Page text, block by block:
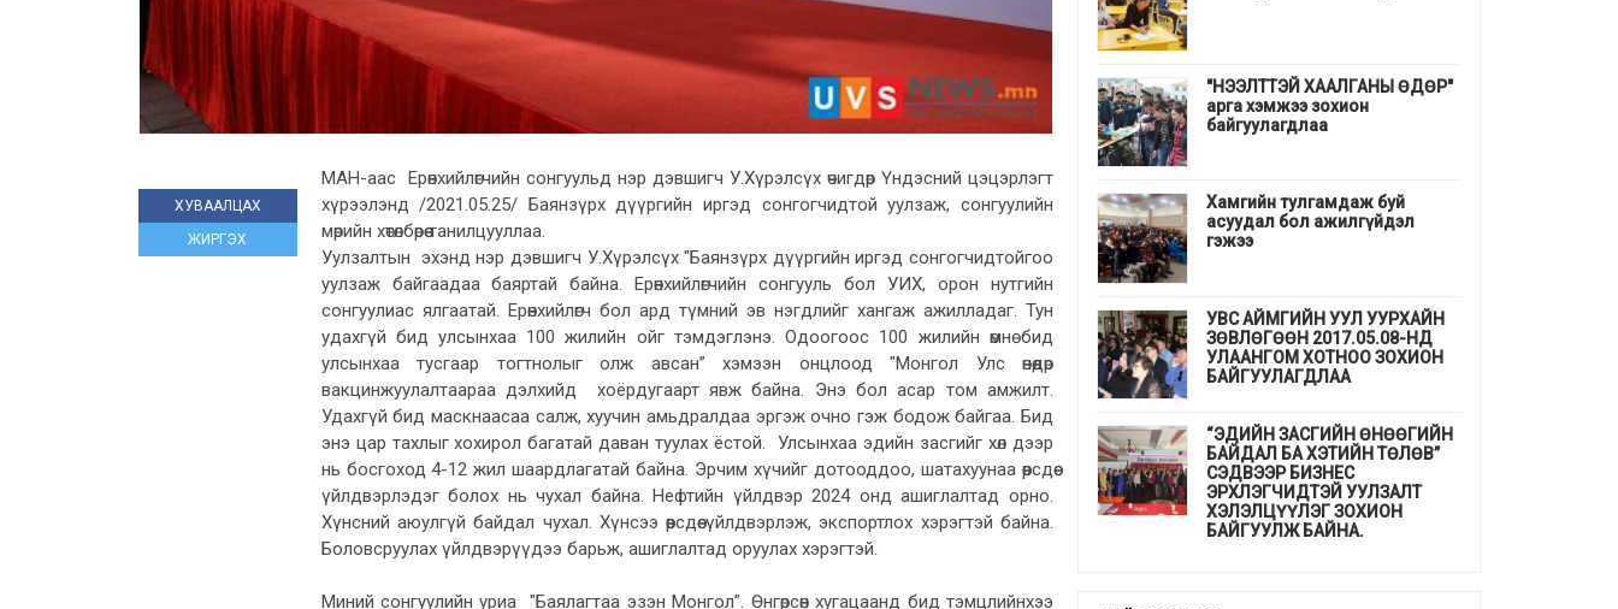
"НЭЭЛТТЭЙ ХААЛГАНЫ ӨДӨР"
арга хэмжээ зохион
байгуулагдлаа
Хамгийн тулгамдаж буй
асуудал бол ажилгүйдэл
гэжээ
УВС АЙМГИЙН УУЛ УУРХАЙН
ЗӨВЛӨГӨӨН 2017.05.08-НД
УЛААНГОМ ХОТНОО ЗОХИОН
БАЙГУУЛАГДЛАА
“ЭДИЙН ЗАСГИЙН ӨНӨӨГИЙН
БАЙДАЛ БА ХЭТИЙН ТӨЛӨВ”
СЭДВЭЭР БИЗНЕС
ЭРХЛЭГЧИДТЭЙ УУЛЗАЛТ
ХЭЛЭЛЦҮҮЛЭГ ЗОХИОН
БАЙГУУЛЖ БАЙНА.
ХУВААЛЦАХ
ЖИРГЭХ
МАН-аас Ерөнхийлөгчийн сонгуульд нэр дэвшигч У.Хүрэлсүх өчигдөр Үндэсний цэцэрлэгт
хүрээлэнд /2021.05.25/ Баянзүрх дүүргийн иргэд сонгогчидтой уулзаж, сонгуулийн
мөрийн хөтөлбөрөө танилцууллаа.
Уулзалтын эхэнд нэр дэвшигч У.Хүрэлсүх "Баянзүрх дүүргийн иргэд сонгогчидтойгоо
уулзаж байгаадаа баяртай байна. Ерөнхийлөгчийн сонгууль бол УИХ, орон нутгийн
сонгуулиас ялгаатай. Ерөнхийлөгч бол ард түмний эв нэгдлийг хангаж ажилладаг. Тун
удахгүй бид улсынхаа 100 жилийн ойг тэмдэглэнэ. Одоогоос 100 жилийн өмнө бид
улсынхаа тусгаар тогтнолыг олж авсан” хэмээн онцлоод "Монгол Улс өнөөдөр
вакцинжуулалтаараа дэлхийд хоёрдугаарт явж байна. Энэ бол асар том амжилт.
Удахгүй бид маскнаасаа салж, хуучин амьдралдаа эргэж очно гэж бодож байгаа. Бид
энэ цар тахлыг хохирол багатай даван туулах ёстой. Улсынхаа эдийн засгийг хөл дээр
нь босгоход 4-12 жил шаардлагатай байна. Эрчим хүчийг дотооддоо, шатахуунаа өөрсдөө
үйлдвэрлэдэг болох нь чухал байна. Нефтийн үйлдвэр 2024 онд ашиглалтад орно.
Хүнсний аюулгүй байдал чухал. Хүнсээ өөрсдөө үйлдвэрлэж, экспортлох хэрэгтэй байна.
Боловсруулах үйлдвэрүүдээ барьж, ашиглалтад оруулах хэрэгтэй.
Миний сонгуулийн уриа "Баялагтаа эзэн Монгол”. Өнгөрсөн хугацаанд бид тэмцлийнхээ